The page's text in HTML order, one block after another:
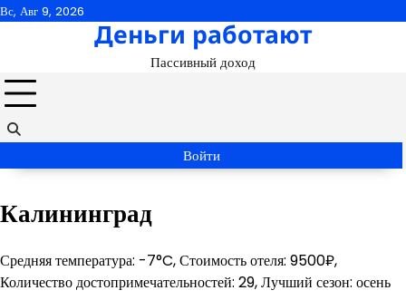
Перейти
Вс, Авг 9, 2026
Деньги работают
Пассивный доход
Войти
Калининград
Средняя температура: -7°C, Стоимость отеля: 9500₽,
Количество достопримечательностей: 29, Лучший сезон: осень